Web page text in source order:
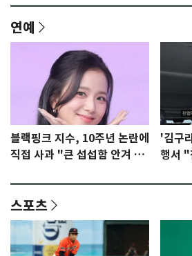
연예
블랙핑크 지수, 10주년 논란에
직접 사과 "큰 섭섭함 안겨 미
'김구
행서 "
스포츠